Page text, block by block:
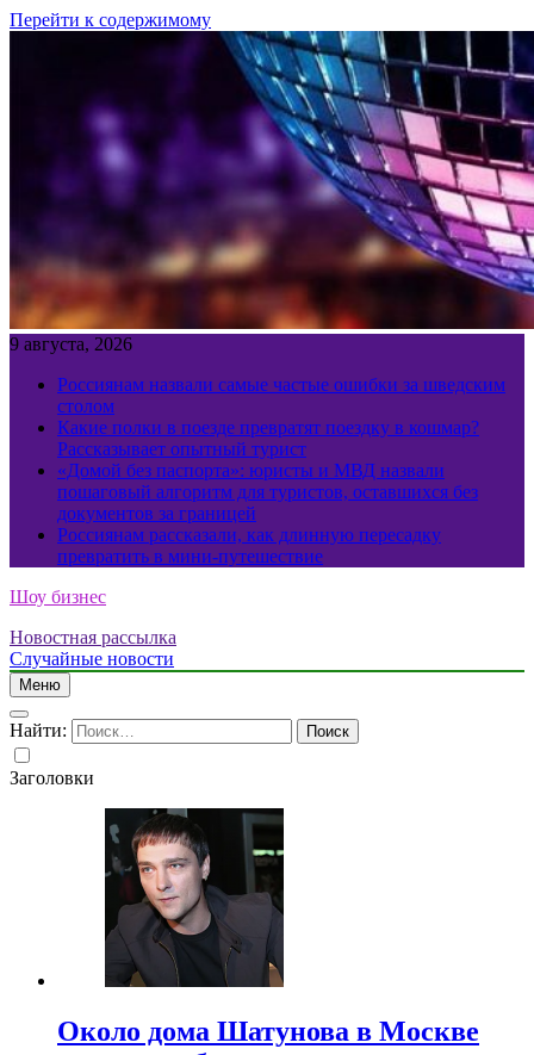
Перейти к содержимому
9 августа, 2026
Россиянам назвали самые частые ошибки за шведским
столом
Какие полки в поезде превратят поездку в кошмар?
Рассказывает опытный турист
«Домой без паспорта»: юристы и МВД назвали
пошаговый алгоритм для туристов, оставшихся без
документов за границей
Россиянам рассказали, как длинную пересадку
превратить в мини-путешествие
Шоу бизнес
Новостная рассылка
Случайные новости
Меню
Найти:
Заголовки
Около дома Шатунова в Москве